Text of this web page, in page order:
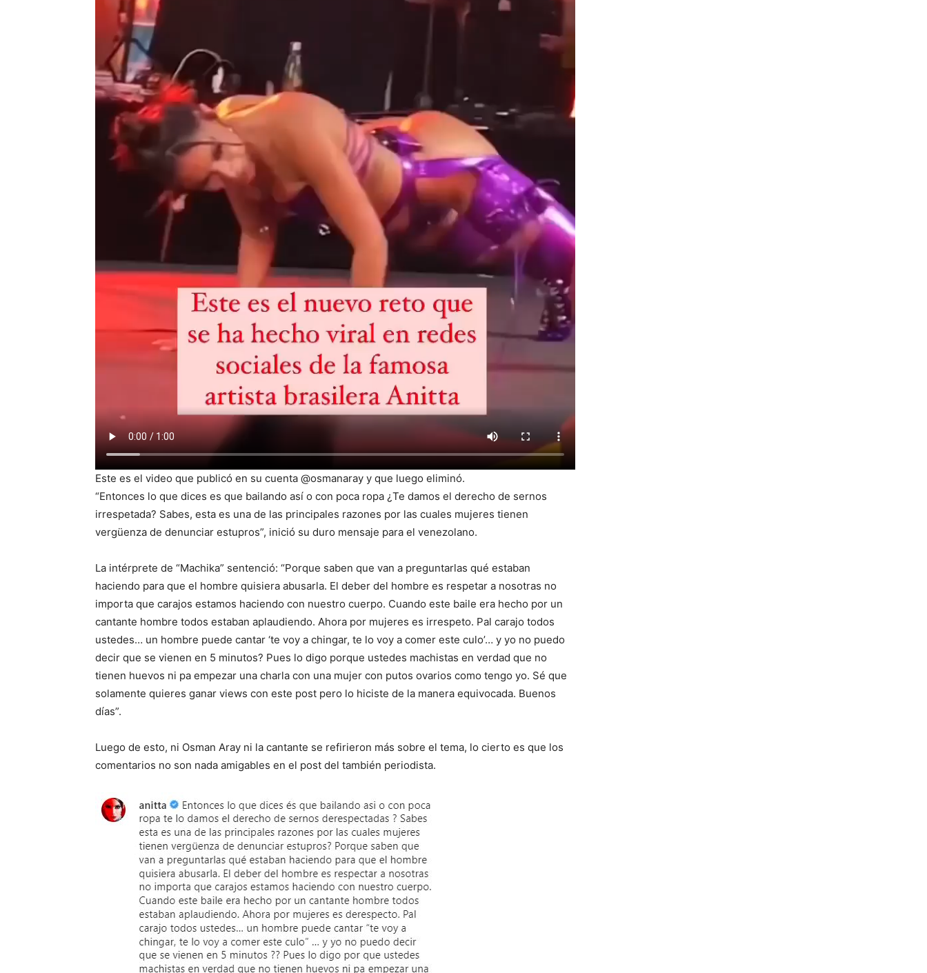
Este es el video que publicó en su cuenta @osmanaray y que luego eliminó.
“Entonces lo que dices es que bailando así o con poca ropa ¿Te damos el derecho de sernos
irrespetada? Sabes, esta es una de las principales razones por las cuales mujeres tienen
vergüenza de denunciar estupros”, inició su duro mensaje para el venezolano.
La intérprete de “Machika” sentenció: “Porque saben que van a preguntarlas qué estaban
haciendo para que el hombre quisiera abusarla. El deber del hombre es respetar a nosotras no
importa que carajos estamos haciendo con nuestro cuerpo. Cuando este baile era hecho por un
cantante hombre todos estaban aplaudiendo. Ahora por mujeres es irrespeto. Pal carajo todos
ustedes… un hombre puede cantar ‘te voy a chingar, te lo voy a comer este culo’… y yo no puedo
decir que se vienen en 5 minutos? Pues lo digo porque ustedes machistas en verdad que no
tienen huevos ni pa empezar una charla con una mujer con putos ovarios como tengo yo. Sé que
solamente quieres ganar views con este post pero lo hiciste de la manera equivocada. Buenos
días”.
Luego de esto, ni Osman Aray ni la cantante se refirieron más sobre el tema, lo cierto es que los
comentarios no son nada amigables en el post del también periodista.